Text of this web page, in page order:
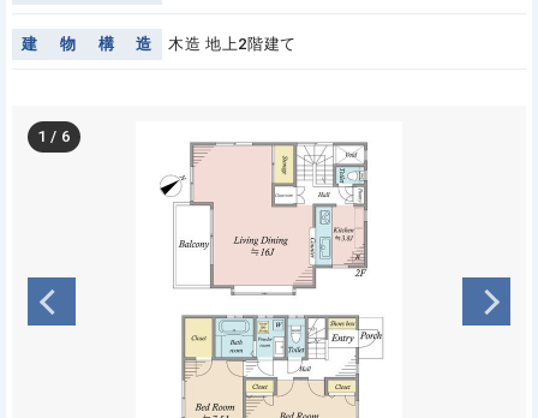
建 物 構 造 木造 地上2階建て
1 / 6